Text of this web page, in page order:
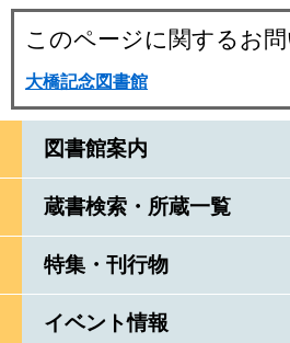
図書館案内
蔵書検索・所蔵一覧
特集・刊行物
イベント情報
このページに関するお
大橋記念図書館